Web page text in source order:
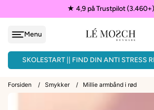
★ 4,9 på Trustpilot (3.460+)
Menu
SKOLESTART || FIND DIN ANTI STRESS
ARMBÅND - 3 FOR 150KR.
Forsiden / Smykker / Millie armbånd i rød